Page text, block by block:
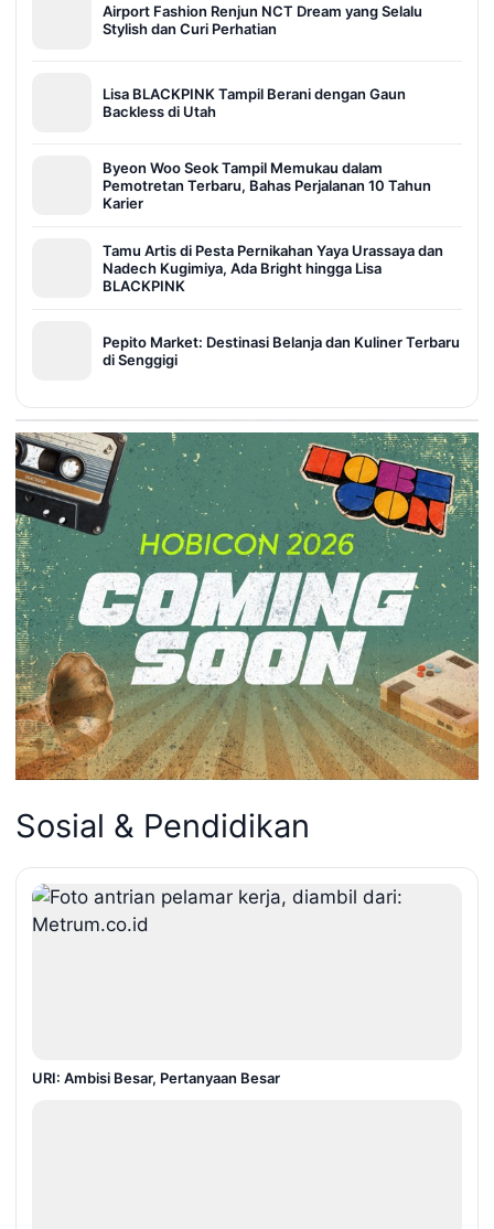
Airport Fashion Renjun NCT Dream yang Selalu
Stylish dan Curi Perhatian
Lisa BLACKPINK Tampil Berani dengan Gaun
Backless di Utah
Byeon Woo Seok Tampil Memukau dalam
Pemotretan Terbaru, Bahas Perjalanan 10 Tahun
Karier
Tamu Artis di Pesta Pernikahan Yaya Urassaya dan
Nadech Kugimiya, Ada Bright hingga Lisa
BLACKPINK
Pepito Market: Destinasi Belanja dan Kuliner Terbaru
di Senggigi
Sosial & Pendidikan
URI: Ambisi Besar, Pertanyaan Besar